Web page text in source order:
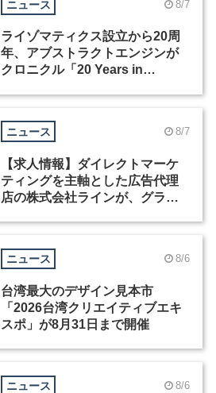
ニュース 8/7
ライゾマティクス設立から20周
年、アブストラクトエンジンが
クロニクル「20 Years in
ニュース 8/7
【求人情報】ダイレクトマーケ
ティングを主軸とした広告代理
店の株式会社ラインが、グラフ
ニュース 8/6
台湾最大のデザイン見本市
「2026台湾クリエイティブエキ
スポ」が8月31日まで開催
ニュース 8/6